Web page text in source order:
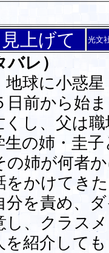
上げて 光文
レ）
球に小惑
日前から始
し、父は職
生の姉・圭
の姉が何者
をかけてき
分を責め、
し、クラス
を紹介して